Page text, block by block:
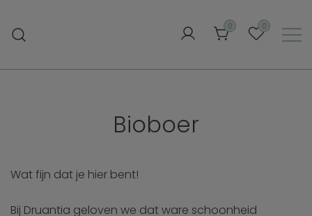
naar
0 0
Bioboer
Wat fijn dat je hier bent!
Bij Druantia geloven we dat ware schoonheid